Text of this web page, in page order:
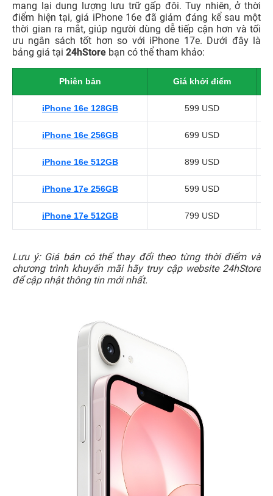
mang lại dung lượng lưu trữ gấp đôi. Tuy nhiên, ở thời
điểm hiện tại, giá iPhone 16e đã giảm đáng kể sau một
thời gian ra mắt, giúp người dùng dễ tiếp cận hơn và tối
ưu ngân sách tốt hơn so với iPhone 17e. Dưới đây là
bảng giá tại 24hStore bạn có thể tham khảo:
Phiên bản Giá khởi điểm
iPhone 16e 128GB 599 USD
iPhone 16e 256GB 699 USD
iPhone 16e 512GB 899 USD
iPhone 17e 256GB 599 USD
iPhone 17e 512GB 799 USD
Lưu ý: Giá bán có thể thay đổi theo từng thời điểm và
chương trình khuyến mãi hãy truy cập website 24hStore
để cập nhật thông tin mới nhất.